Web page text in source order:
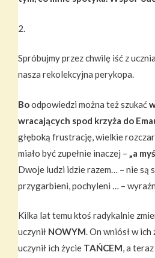
2.
Spróbujmy przez chwilę iść z
nasza rekolekcyjna perykopa.
Boodpowiedzi można też szukać
wracających spod krzyża do
głęboką frustrację, wielkie
miało być zupełnie inaczej – „a
Dwoje ludzi idzie razem… – nie są
przygarbieni, pochyleni … –
Kilka lat temu ktoś radykalnie
uczynił NOWYM. On wniósł w
uczynił ich życie TAŃCEM, a